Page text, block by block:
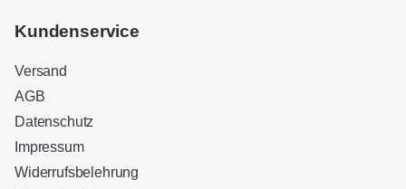
Kundenservice
Versand
AGB
Datenschutz
Impressum
Widerrufsbelehrung